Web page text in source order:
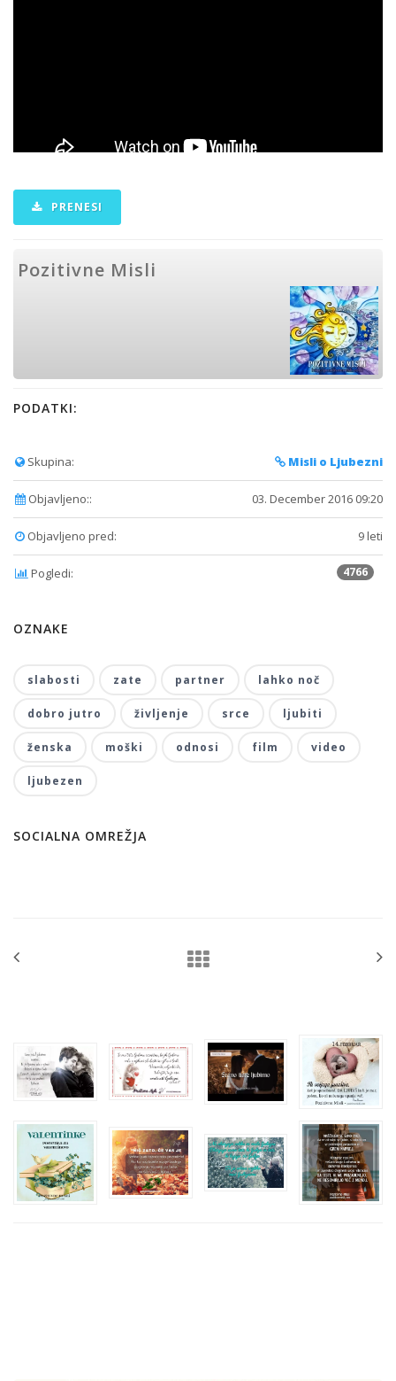
PRENESI
Pozitivne Misli
PODATKI:
Skupina: Misli o Ljubezni
Objavljeno:: 03. December 2016 09:20
Objavljeno pred: 9 leti
Pogledi: 4766
OZNAKE
slabosti zate partner lahko noč
dobro jutro življenje srce ljubiti
ženska moški odnosi film video
ljubezen
SOCIALNA OMREŽJA